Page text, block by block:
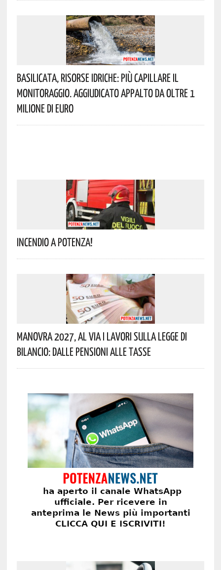
Basilicata, Risorse Idriche: Più Capillare Il
Monitoraggio. Aggiudicato Appalto Da Oltre 1
Milione Di Euro
Incendio A Potenza!
Manovra 2027, Al Via I Lavori Sulla Legge Di
Bilancio: Dalle Pensioni Alle Tasse